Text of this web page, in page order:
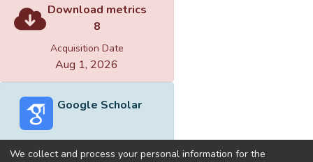
Download metrics
8
Acquisition Date
Aug 1, 2026
Google Scholar
We collect and process your personal information for the